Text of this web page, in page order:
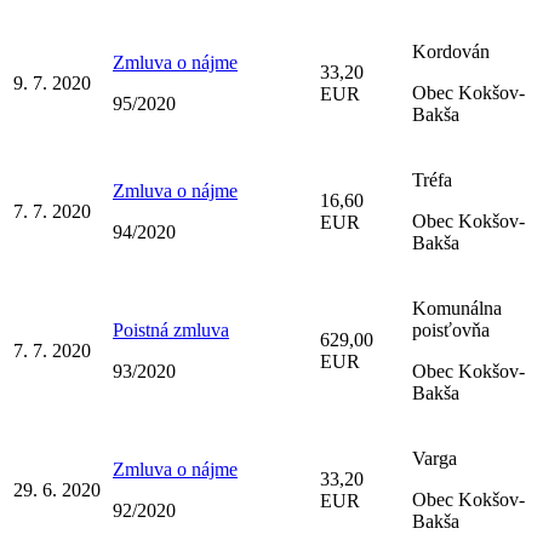
9. 7. 2020
Zmluva o nájme
95/2020
33,20
EUR
Kordován
Obec Kokšov-
Bakša
7. 7. 2020
Zmluva o nájme
94/2020
16,60
EUR
Tréfa
Obec Kokšov-
Bakša
7. 7. 2020
Poistná zmluva
93/2020
629,00
EUR
Komunálna
poisťovňa
Obec Kokšov-
Bakša
29. 6. 2020
Zmluva o nájme
92/2020
33,20
EUR
Varga
Obec Kokšov-
Bakša